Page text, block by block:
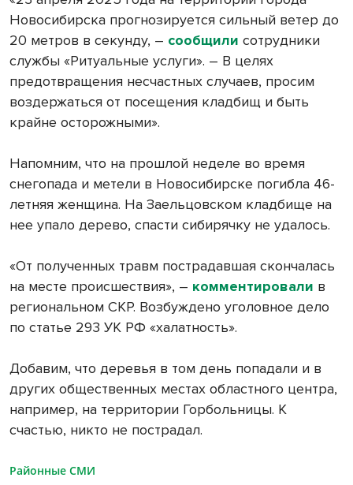
Новосибирска прогнозируется сильный ветер до
20 метров в секунду, – сообщили сотрудники
службы «Ритуальные услуги». – В целях
предотвращения несчастных случаев, просим
воздержаться от посещения кладбищ и быть
крайне осторожными».
Напомним, что на прошлой неделе во время
снегопада и метели в Новосибирске погибла 46-
летняя женщина. На Заельцовском кладбище на
нее упало дерево, спасти сибирячку не удалось.
«От полученных травм пострадавшая скончалась
на месте происшествия», – комментировали в
региональном СКР. Возбуждено уголовное дело
по статье 293 УК РФ «халатность».
Добавим, что деревья в том день попадали и в
других общественных местах областного центра,
например, на территории Горбольницы. К
счастью, никто не пострадал.
Районные СМИ